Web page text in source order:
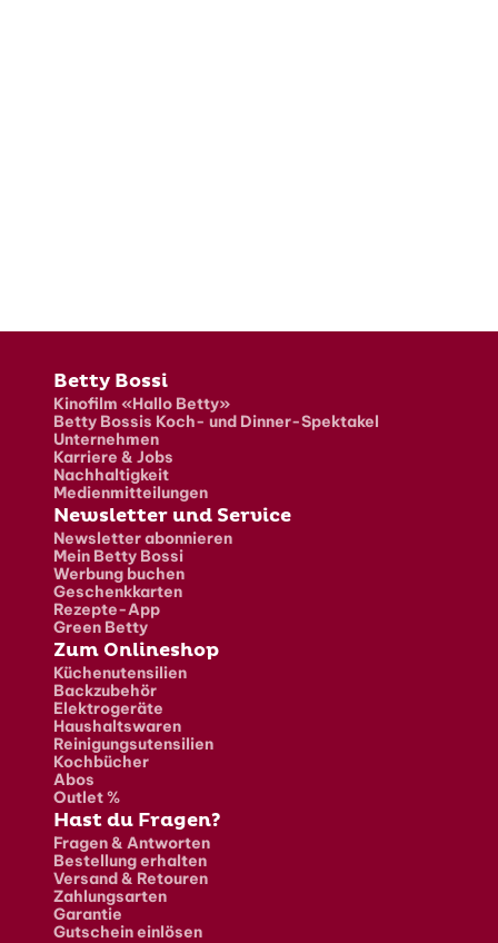
Fusszeile
Betty Bossi
Kinofilm «Hallo Betty»
Betty Bossis Koch- und Dinner-Spektakel
Unternehmen
Karriere & Jobs
Nachhaltigkeit
Medienmitteilungen
Newsletter und Service
Newsletter abonnieren
Mein Betty Bossi
Werbung buchen
Geschenkkarten
Rezepte-App
Green Betty
Zum Onlineshop
Küchenutensilien
Backzubehör
Elektrogeräte
Haushaltswaren
Reinigungsutensilien
Kochbücher
Abos
Outlet %
Hast du Fragen?
Fragen & Antworten
Bestellung erhalten
Versand & Retouren
Zahlungsarten
Garantie
Gutschein einlösen